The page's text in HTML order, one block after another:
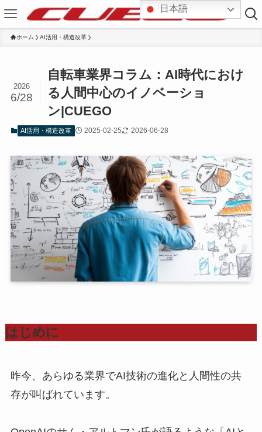
ホーム AI活用・構造改革
自転車業界コラム：AI時代におけ
る人間中心のイノベーショ
ン|CUEGO
2026
6/28
AI活用・構造改革 2025-02-25 2026-06-28
はじめに
昨今、あらゆる業界でAI技術の進化と人間性の共
存が叫ばれています。
日本語